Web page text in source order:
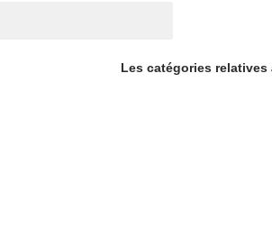
Les catégories relatives